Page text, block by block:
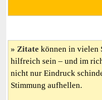
Zitate können in vielen
hilfreich sein – und im
nicht nur Eindruck
Stimmung aufhellen.